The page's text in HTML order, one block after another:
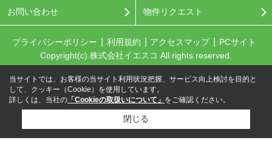
お問い合わせ 物件リクエスト
プライバシーポリシー 利用規約 アクセスマップ
PCサイト
Copyright(c) 株式会社イエスコ All rights reserved.
当サイトでは、お客様の当サイト利用状況把握、サービス向上検討を目的と
して、クッキー（Cookie）を使用しています。
詳しくは、当社の 「Cookieの取扱いについて」 をご確認ください。
閉じる